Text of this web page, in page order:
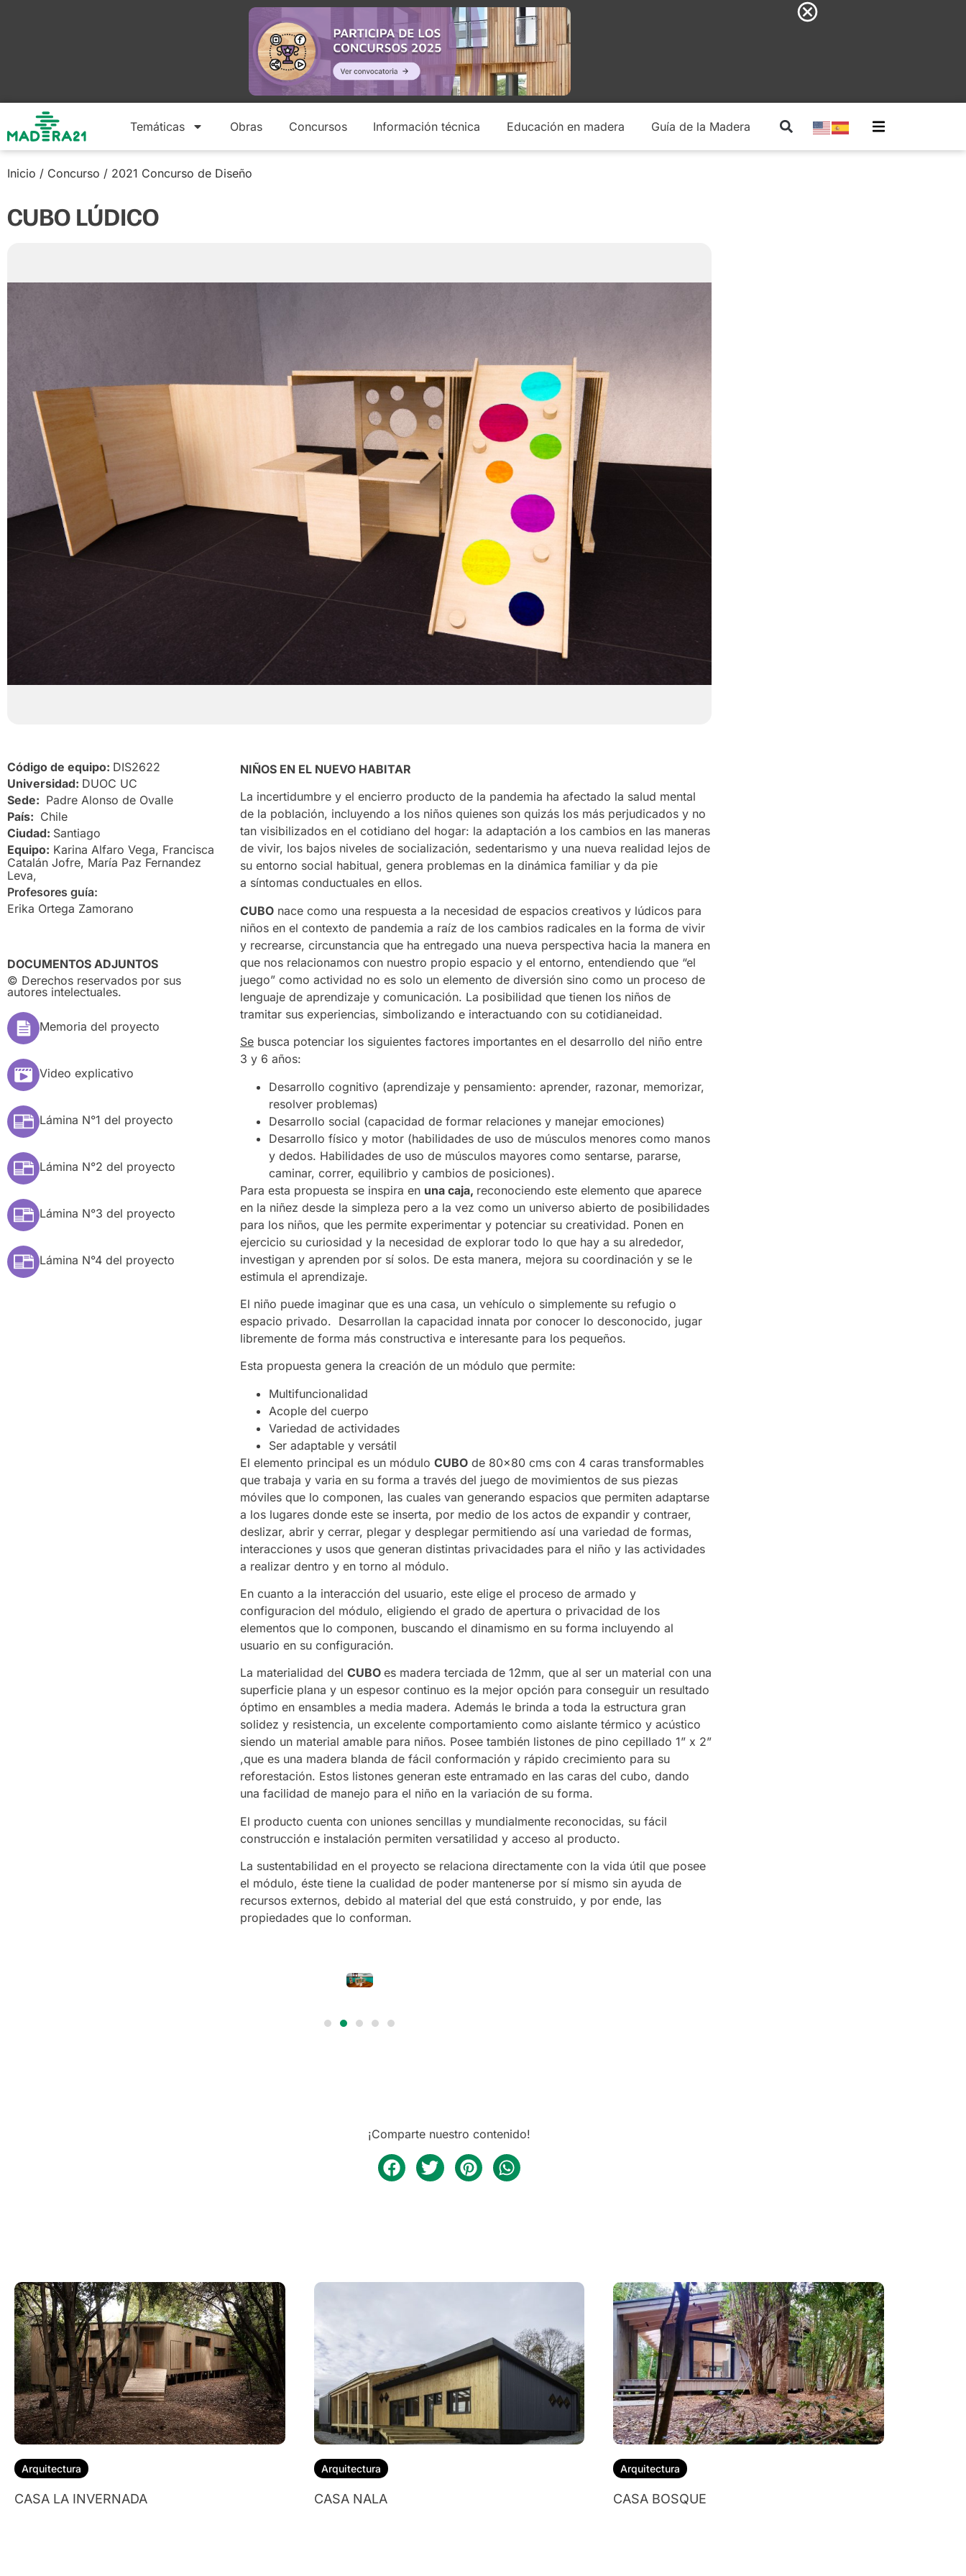
Temáticas Obras Concursos Información técnica Educación en madera Guía de la Madera
Inicio / Concurso / 2021 Concurso de Diseño
CUBO LÚDICO
Código de equipo: DIS2622
Universidad: DUOC UC
Sede: Padre Alonso de Ovalle
País: Chile
Ciudad: Santiago
Equipo: Karina Alfaro Vega, Francisca
Catalán Jofre, María Paz Fernandez
Leva,
Profesores guía:
Erika Ortega Zamorano
DOCUMENTOS ADJUNTOS
© Derechos reservados por sus
autores intelectuales.
Memoria del proyecto
Video explicativo
Lámina N°1 del proyecto
Lámina N°2 del proyecto
Lámina N°3 del proyecto
Lámina N°4 del proyecto
NIÑOS EN EL NUEVO HABITAR
La incertidumbre y el encierro producto de la pandemia ha afectado la salud mental
de la población, incluyendo a los niños quienes son quizás los más perjudicados y no
tan visibilizados en el cotidiano del hogar: la adaptación a los cambios en las maneras
de vivir, los bajos niveles de socialización, sedentarismo y una nueva realidad lejos de
su entorno social habitual, genera problemas en la dinámica familiar y da pie
a síntomas conductuales en ellos.
CUBO nace como una respuesta a la necesidad de espacios creativos y lúdicos para
niños en el contexto de pandemia a raíz de los cambios radicales en la forma de vivir
y recrearse, circunstancia que ha entregado una nueva perspectiva hacia la manera en
que nos relacionamos con nuestro propio espacio y el entorno, entendiendo que “el
juego” como actividad no es solo un elemento de diversión sino como un proceso de
lenguaje de aprendizaje y comunicación. La posibilidad que tienen los niños de
tramitar sus experiencias, simbolizando e interactuando con su cotidianeidad.
Se busca potenciar los siguientes factores importantes en el desarrollo del niño entre
3 y 6 años:
Desarrollo cognitivo (aprendizaje y pensamiento: aprender, razonar, memorizar,
resolver problemas)
Desarrollo social (capacidad de formar relaciones y manejar emociones)
Desarrollo físico y motor (habilidades de uso de músculos menores como manos
y dedos. Habilidades de uso de músculos mayores como sentarse, pararse,
caminar, correr, equilibrio y cambios de posiciones).
Para esta propuesta se inspira en una caja, reconociendo este elemento que aparece
en la niñez desde la simpleza pero a la vez como un universo abierto de posibilidades
para los niños, que les permite experimentar y potenciar su creatividad. Ponen en
ejercicio su curiosidad y la necesidad de explorar todo lo que hay a su alrededor,
investigan y aprenden por sí solos. De esta manera, mejora su coordinación y se le
estimula el aprendizaje.
El niño puede imaginar que es una casa, un vehículo o simplemente su refugio o
espacio privado. Desarrollan la capacidad innata por conocer lo desconocido, jugar
libremente de forma más constructiva e interesante para los pequeños.
Esta propuesta genera la creación de un módulo que permite:
Multifuncionalidad
Acople del cuerpo
Variedad de actividades
Ser adaptable y versátil
El elemento principal es un módulo CUBO de 80×80 cms con 4 caras transformables
que trabaja y varia en su forma a través del juego de movimientos de sus piezas
móviles que lo componen, las cuales van generando espacios que permiten adaptarse
a los lugares donde este se inserta, por medio de los actos de expandir y contraer,
deslizar, abrir y cerrar, plegar y desplegar permitiendo así una variedad de formas,
interacciones y usos que generan distintas privacidades para el niño y las actividades
a realizar dentro y en torno al módulo.
En cuanto a la interacción del usuario, este elige el proceso de armado y
configuracion del módulo, eligiendo el grado de apertura o privacidad de los
elementos que lo componen, buscando el dinamismo en su forma incluyendo al
usuario en su configuración.
La materialidad del CUBO es madera terciada de 12mm, que al ser un material con una
superficie plana y un espesor continuo es la mejor opción para conseguir un resultado
óptimo en ensambles a media madera. Además le brinda a toda la estructura gran
solidez y resistencia, un excelente comportamiento como aislante térmico y acústico
siendo un material amable para niños. Posee también listones de pino cepillado 1” x 2”
,que es una madera blanda de fácil conformación y rápido crecimiento para su
reforestación. Estos listones generan este entramado en las caras del cubo, dando
una facilidad de manejo para el niño en la variación de su forma.
El producto cuenta con uniones sencillas y mundialmente reconocidas, su fácil
construcción e instalación permiten versatilidad y acceso al producto.
La sustentabilidad en el proyecto se relaciona directamente con la vida útil que posee
el módulo, éste tiene la cualidad de poder mantenerse por sí mismo sin ayuda de
recursos externos, debido al material del que está construido, y por ende, las
propiedades que lo conforman.
¡Comparte nuestro contenido!
Arquitectura
CASA LA INVERNADA
Arquitectura
CASA NALA
Arquitectura
CASA BOSQUE